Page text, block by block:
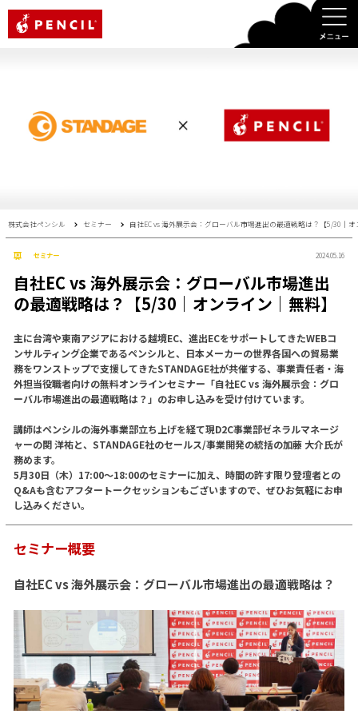
株式会社ペンシル セミナー 自社EC vs 海外展示会：グローバル市場進出の最適戦略は？【5/30｜
セミナー 2024.05.16
自社EC vs 海外展示会：グローバル市場進出
の最適戦略は？【5/30｜オンライン｜無料】
主に台湾や東南アジアにおける越境EC、進出ECをサポートしてきたWEBコ
ンサルティング企業であるペンシルと、日本メーカーの世界各国への貿易業
務をワンストップで支援してきたSTANDAGE社が共催する、事業責任者・海
外担当役職者向けの無料オンラインセミナー「自社EC vs 海外展示会：グロ
ーバル市場進出の最適戦略は？」のお申し込みを受け付けています。
講師はペンシルの海外事業部立ち上げを経て現D2C事業部ゼネラルマネージ
ャーの関 洋祐と、STANDAGE社のセールス/事業開発の統括の加藤 大介氏が
務めます。
5月30日（木）17:00〜18:00のセミナーに加え、時間の許す限り登壇者との
Q&Aも含むアフタートークセッションもございますので、ぜひお気軽にお申
し込みください。
セミナー概要
自社EC vs 海外展示会：グローバル市場進出の最適戦略は？